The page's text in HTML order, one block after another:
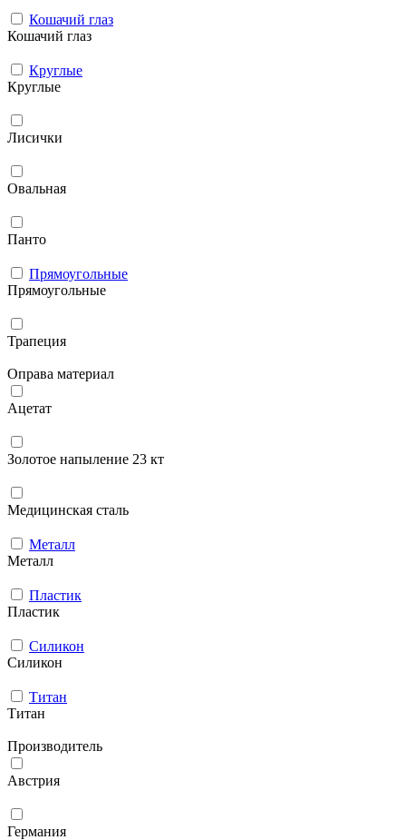
Кошачий глаз
Кошачий глаз
Круглые
Круглые
Лисички
Овальная
Панто
Прямоугольные
Прямоугольные
Трапеция
Оправа материал
Ацетат
Золотое напыление 23 кт
Медицинская сталь
Металл
Металл
Пластик
Пластик
Силикон
Силикон
Титан
Титан
Производитель
Австрия
Германия